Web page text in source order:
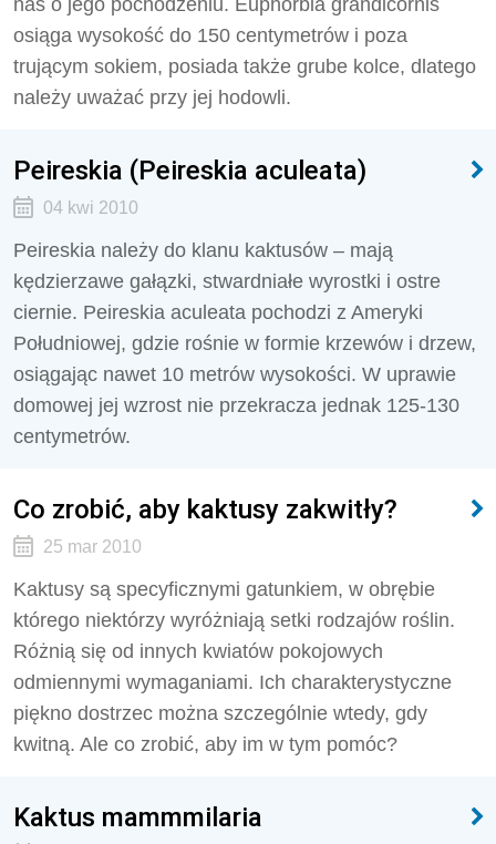
nas o jego pochodzeniu. Euphorbia grandicornis
osiąga wysokość do 150 centymetrów i poza
trującym sokiem, posiada także grube kolce, dlatego
należy uważać przy jej hodowli.
Peireskia (Peireskia aculeata)
04 kwi 2010
Peireskia należy do klanu kaktusów – mają
kędzierzawe gałązki, stwardniałe wyrostki i ostre
ciernie. Peireskia aculeata pochodzi z Ameryki
Południowej, gdzie rośnie w formie krzewów i drzew,
osiągając nawet 10 metrów wysokości. W uprawie
domowej jej wzrost nie przekracza jednak 125-130
centymetrów.
Co zrobić, aby kaktusy zakwitły?
25 mar 2010
Kaktusy są specyficznymi gatunkiem, w obrębie
którego niektórzy wyróżniają setki rodzajów roślin.
Różnią się od innych kwiatów pokojowych
odmiennymi wymaganiami. Ich charakterystyczne
piękno dostrzec można szczególnie wtedy, gdy
kwitną. Ale co zrobić, aby im w tym pomóc?
Kaktus mammmilaria